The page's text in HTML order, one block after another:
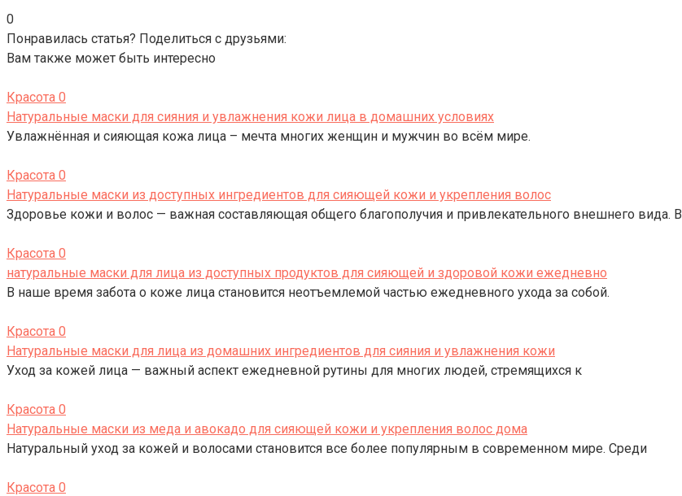
0
Понравилась статья? Поделиться с друзьями:
Вам также может быть интересно
Красота 0
Натуральные маски для сияния и увлажнения кожи лица в домашних условиях
Увлажнённая и сияющая кожа лица – мечта многих женщин и мужчин во всём мире.
Красота 0
Натуральные маски из доступных ингредиентов для сияющей кожи и укрепления волос
Здоровье кожи и волос — важная составляющая общего благополучия и привлекательного внешнего вида. В
Красота 0
натуральные маски для лица из доступных продуктов для сияющей и здоровой кожи ежедневно
В наше время забота о коже лица становится неотъемлемой частью ежедневного ухода за собой.
Красота 0
Натуральные маски для лица из домашних ингредиентов для сияния и увлажнения кожи
Уход за кожей лица — важный аспект ежедневной рутины для многих людей, стремящихся к
Красота 0
Натуральные маски из меда и авокадо для сияющей кожи и укрепления волос дома
Натуральный уход за кожей и волосами становится все более популярным в современном мире. Среди
Красота 0